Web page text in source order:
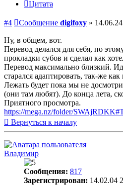
Цитата
#4 Сообщение digifoxy »
Ну, в общем, вот.
Перевод делался для себя, по
прокладки субов и сделал как
Перевод максимально близкий.
старался адаптировать, так-же
Лежать будет пока мы не
(они там любят). До конца лета,
Приятного просмотра.
https://mega.nz/folder/
Вернуться к началу
Владимир
Сообщения: 817
Зарегистрирован: 14.02.04